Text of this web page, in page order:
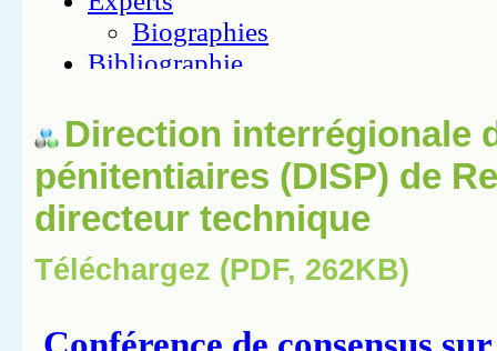
Direction interrégionale
pénitentiaires (DISP) de
directeur technique
Téléchargez (PDF, 262KB)